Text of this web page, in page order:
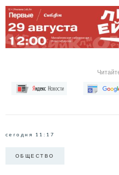
сегодня 11:17
ОБЩЕСТВО